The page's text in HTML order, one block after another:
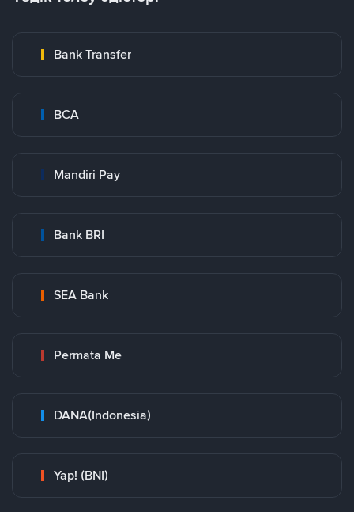
Bank Transfer
BCA
Mandiri Pay
Bank BRI
SEA Bank
Permata Me
DANA(Indonesia)
Yap! (BNI)